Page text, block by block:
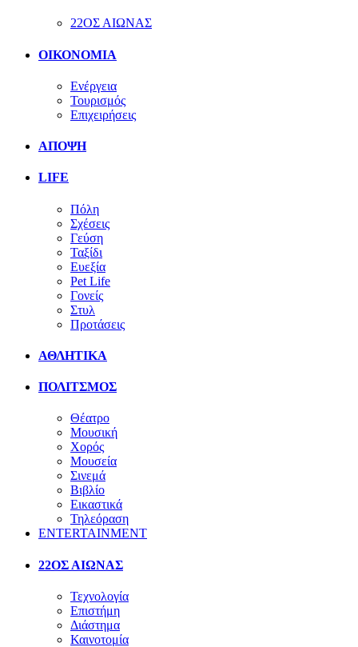
22ΟΣ ΑΙΩΝΑΣ
ΟΙΚΟΝΟΜΙΑ
Ενέργεια
Τουρισμός
Επιχειρήσεις
ΑΠΟΨΗ
LIFE
Πόλη
Σχέσεις
Γεύση
Ταξίδι
Ευεξία
Pet Life
Γονείς
Στυλ
Προτάσεις
ΑΘΛΗΤΙΚΑ
ΠΟΛΙΤΣΜΟΣ
Θέατρο
Μουσική
Χορός
Μουσεία
Σινεμά
Βιβλίο
Εικαστικά
Τηλεόραση
ENTERTAINMENT
22ΟΣ ΑΙΩΝΑΣ
Τεχνολογία
Επιστήμη
Διάστημα
Καινοτομία